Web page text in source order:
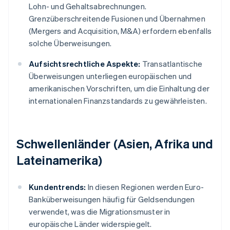
Lohn- und Gehaltsabrechnungen.
Grenzüberschreitende Fusionen und Übernahmen
(Mergers and Acquisition, M&A) erfordern ebenfalls
solche Überweisungen.
Aufsichtsrechtliche Aspekte: Transatlantische
Überweisungen unterliegen europäischen und
amerikanischen Vorschriften, um die Einhaltung der
internationalen Finanzstandards zu gewährleisten.
Schwellenländer (Asien, Afrika und
Lateinamerika)
Kundentrends: In diesen Regionen werden Euro-
Banküberweisungen häufig für Geldsendungen
verwendet, was die Migrationsmuster in
europäische Länder widerspiegelt.